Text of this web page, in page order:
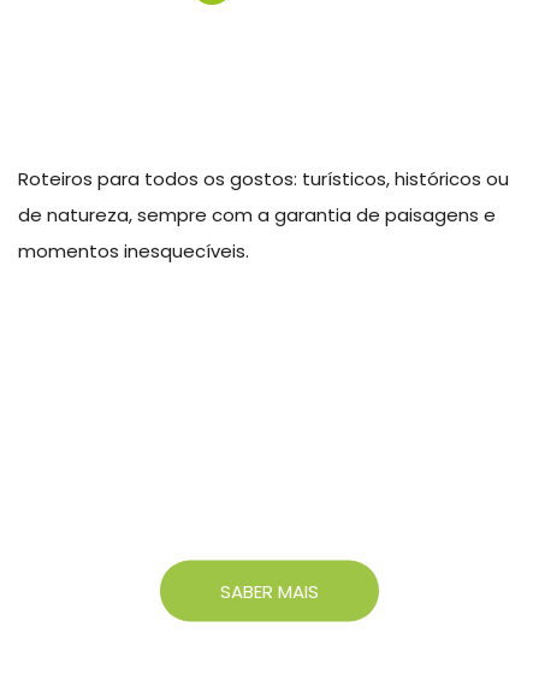
Roteiros para todos os gostos: turísticos, históricos ou
de natureza, sempre com a garantia de paisagens e
momentos inesquecíveis.
SABER MAIS